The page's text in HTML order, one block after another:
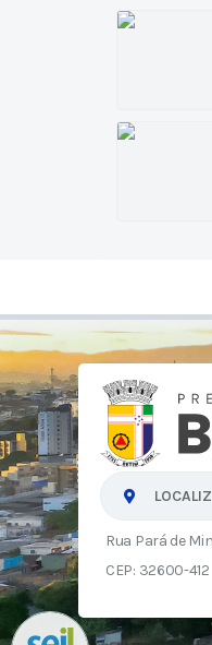
Rua Pará de
CEP: 32600-412